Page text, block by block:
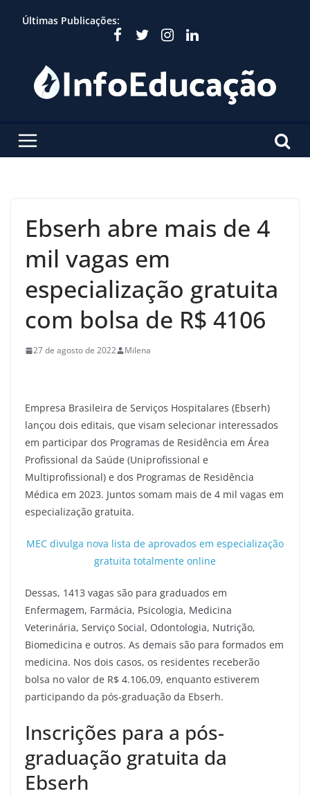
Últimas Publicações:
Ebserh abre mais de 4
mil vagas em
especialização gratuita
com bolsa de R$ 4106
27 de agosto de 2022 Milena
Empresa Brasileira de Serviços Hospitalares (Ebserh)
lançou dois editais, que visam selecionar interessados
em participar dos Programas de Residência em Área
Profissional da Saúde (Uniprofissional e
Multiprofissional) e dos Programas de Residência
Médica em 2023. Juntos somam mais de 4 mil vagas em
especialização gratuita.
MEC divulga nova lista de aprovados em especialização
gratuita totalmente online
Dessas, 1413 vagas são para graduados em
Enfermagem, Farmácia, Psicologia, Medicina
Veterinária, Serviço Social, Odontologia, Nutrição,
Biomedicina e outros. As demais são para formados em
medicina. Nos dois casos, os residentes receberão
bolsa no valor de R$ 4.106,09, enquanto estiverem
participando da pós-graduação da Ebserh.
Inscrições para a pós-
graduação gratuita da
Ebserh